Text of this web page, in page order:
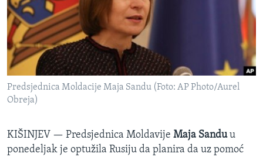
SPORT
INTERVJU
Predsjednica Moldacije Maja Sandu (Foto: AP Photo/Aurel
Obreja)
KIŠINJEV — Predsjednica Moldavije Maja Sanduu
ponedeljak je optužila Rusiju da planira da uz pomoć